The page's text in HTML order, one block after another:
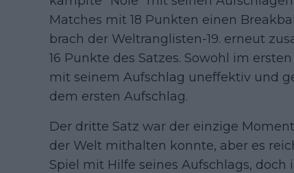
Matches mit 18 Punkten einen
brach der Weltranglisten-19. erneut
16 Punkte des Satzes. Sowohl im
mit seinem Aufschlag uneffektiv und
dem ersten Aufschlag.
Der dritte Satz war der einzige
der Welt mithalten konnte, aber es
Spiel mit Hilfe seines Aufschlags,